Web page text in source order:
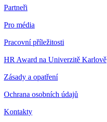
Partneři
Pro média
Pracovní příležitosti
HR Award na Univerzitě Karlově
Zásady a opatření
Ochrana osobních údajů
Kontakty